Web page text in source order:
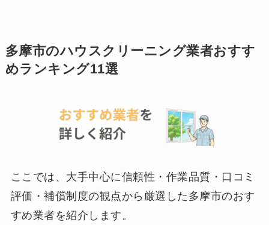
多摩市のハウスクリーニング業者おすす
めランキング11選
ここでは、大手中心に信頼性・作業品質・口コミ
評価・補償制度の観点から厳選した多摩市のおす
すめ業者を紹介します。